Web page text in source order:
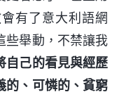
有了意大利語網
些舉動，不禁讓我
自己的看見與經歷
的、可憐的、貧窮